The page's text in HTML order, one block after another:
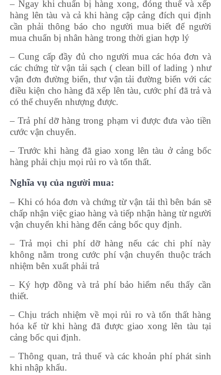
– Ngay khi chuẩn bị hàng xong, đóng thuế và xếp
hàng lên tàu và cả khi hàng cập cảng đích qui định
cần phải thông báo cho người mua biết để người
mua chuẩn bị nhân hàng trong thời gian hợp lý
– Cung cấp đầy đủ cho người mua các hóa đơn và
các chứng từ vận tải sạch ( clean bill of lading ) như
vận đơn đường biển, thư vận tải đường biển với các
điều kiện cho hàng đã xếp lên tàu, cước phí đã trả và
có thể chuyển nhượng được.
– Trả phí dỡ hàng trong phạm vi được đưa vào tiền
cước vận chuyển.
– Trước khi hàng đã giao xong lên tàu ở cảng bốc
hàng phải chịu mọi rủi ro và tổn thất.
Nghĩa vụ của người mua:
– Khi có hóa đơn và chứng từ vận tải thì bên bán sẽ
chấp nhận việc giao hàng và tiếp nhận hàng từ người
vận chuyển khi hàng đến cảng bốc quy định.
– Trả mọi chi phí dỡ hàng nếu các chi phí này
không nằm trong cước phí vận chuyển thuộc trách
nhiệm bên xuất phải trả
– Ký hợp đồng và trả phí bảo hiểm nếu thấy cần
thiết.
– Chịu trách nhiệm về mọi rủi ro và tổn thất hàng
hóa kể từ khi hàng đã được giao xong lên tàu tại
cảng bốc qui định.
– Thông quan, trả thuế và các khoản phí phát sinh
khi nhập khẩu.